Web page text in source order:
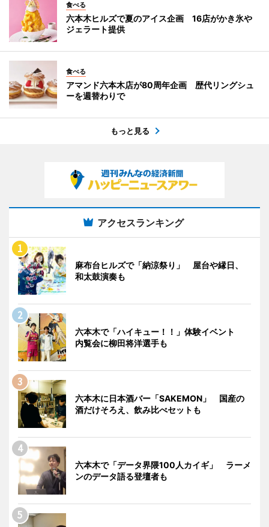
食べる
六本木ヒルズで夏のアイス企画 16店がかき氷や
ジェラート提供
食べる
アマンド六本木店が80周年企画 歴代リングシュ
ーを週替わりで
もっと見る
アクセスランキング
麻布台ヒルズで「納涼祭り」 屋台や縁日、
和太鼓演奏も
六本木で「ハイキュー！！」体験イベント
内覧会に柳田将洋選手も
六本木に日本酒バー「SAKEMON」 国産の
酒だけそろえ、飲み比べセットも
六本木で「データ界隈100人カイギ」 ラーメ
ンのデータ語る登壇者も